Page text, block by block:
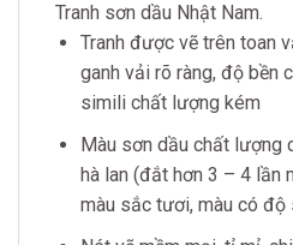
Tranh sơn dầu Nhật Nam.
Tranh được vẽ trên toan
ganh vải rõ ràng, độ bền
simili chất lượng kém
Màu sơn dầu chất lượng
hà lan (đắt hơn 3 – 4 lần
màu sắc tươi, màu có độ